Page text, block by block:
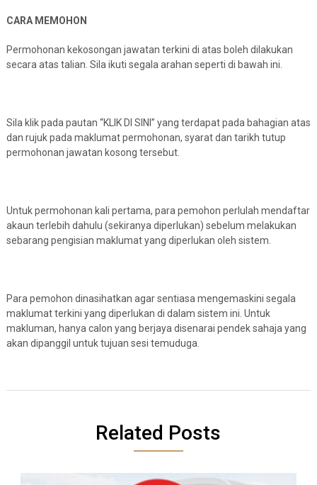
CARA MEMOHON
Permohonan kekosongan jawatan terkini di atas boleh dilakukan
secara atas talian. Sila ikuti segala arahan seperti di bawah ini.
Sila klik pada pautan “KLIK DI SINI” yang terdapat pada bahagian atas
dan rujuk pada maklumat permohonan, syarat dan tarikh tutup
permohonan jawatan kosong tersebut.
Untuk permohonan kali pertama, para pemohon perlulah mendaftar
akaun terlebih dahulu (sekiranya diperlukan) sebelum melakukan
sebarang pengisian maklumat yang diperlukan oleh sistem.
Para pemohon dinasihatkan agar sentiasa mengemaskini segala
maklumat terkini yang diperlukan di dalam sistem ini. Untuk
makluman, hanya calon yang berjaya disenarai pendek sahaja yang
akan dipanggil untuk tujuan sesi temuduga.
Related Posts